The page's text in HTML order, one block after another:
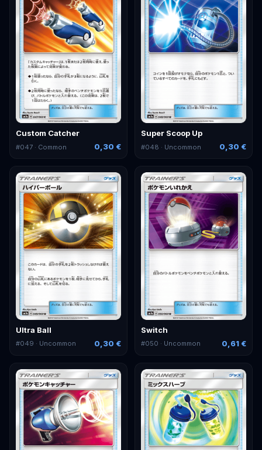
Custom Catcher
#047 · Common 0,30 €
Super Scoop Up
#048 · Uncommon 0,30 €
Ultra Ball
#049 · Uncommon 0,30 €
Switch
#050 · Uncommon 0,61 €